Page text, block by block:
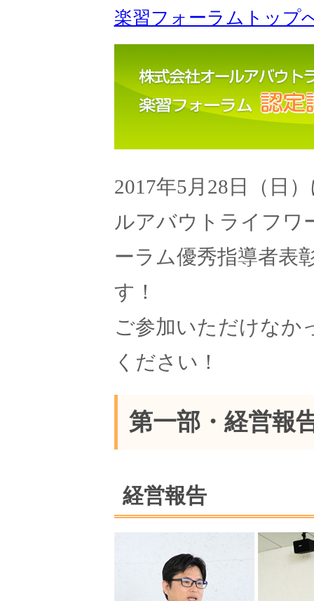
楽習フォーラムトップ
2017年5月28日（日
ルアバウトライフワ
ーラム優秀指導者表
す！
ご参加いただけなか
ください！
第一部・経営報
経営報告